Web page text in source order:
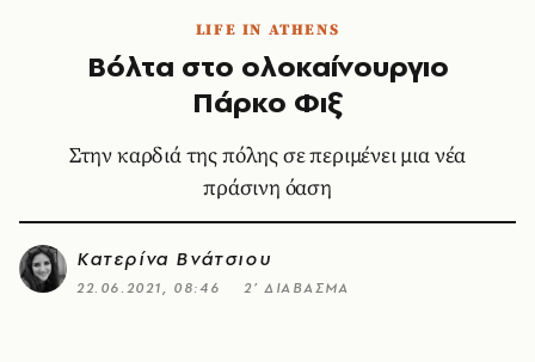
LIFE IN ATHENS
Βόλτα στο ολοκαίνουργιο
Πάρκο Φιξ
Στην καρδιά της πόλης σε περιμένει μια νέα
πράσινη όαση
Κατερίνα Βνάτσιου
22.06.2021, 08:46 2’ ΔΙΑΒΑΣΜΑ